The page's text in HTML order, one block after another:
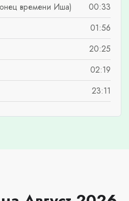
времени Иша)
00:33
01:56
20:25
02:19
23:11